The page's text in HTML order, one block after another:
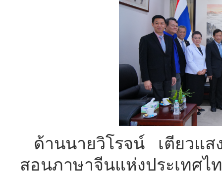
ด้านนายวิโรจน์ เตียวแ
สอนภาษาจีนแห่งประเทศ